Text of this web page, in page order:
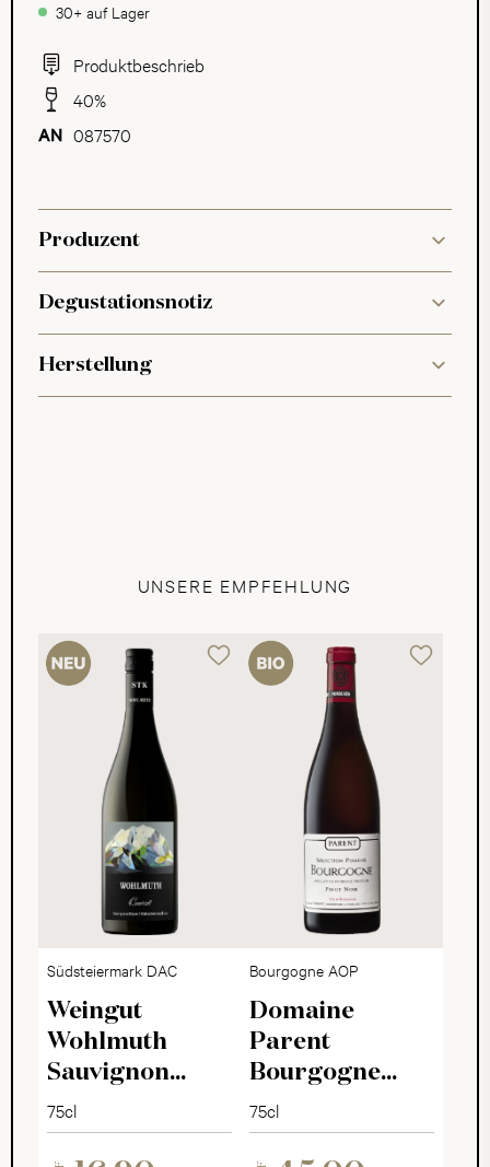
Produktbeschrieb
40%
087570
30+ auf Lager
Produzent
Degustationsnotiz
Herstellung
UNSERE EMPFEHLUNG
Südsteiermark DAC
Weingut
Wohlmuth
Sauvignon
Blanc Quarzit
2025
75cl
Bourgogne AOP
Domaine
Parent
Bourgogne
Sélection
Pomone 2022
75cl